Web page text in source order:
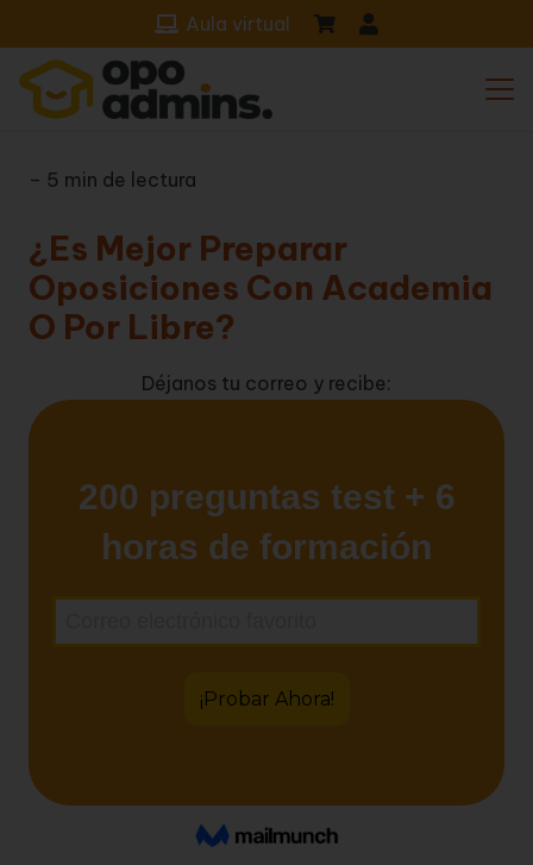
Aula virtual
– 5 min de lectura
¿Es Mejor Preparar
Oposiciones Con Academia
O Por Libre?
Déjanos tu correo y recibe: